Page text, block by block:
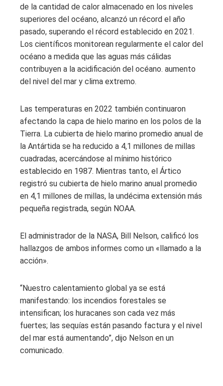
de la cantidad de calor almacenado en los niveles
superiores del océano, alcanzó un récord el año
pasado, superando el récord establecido en 2021.
Los científicos monitorean regularmente el calor del
océano a medida que las aguas más cálidas
contribuyen a la acidificación del océano. aumento
del nivel del mar y clima extremo.
Las temperaturas en 2022 también continuaron
afectando la capa de hielo marino en los polos de la
Tierra. La cubierta de hielo marino promedio anual de
la Antártida se ha reducido a 4,1 millones de millas
cuadradas, acercándose al mínimo histórico
establecido en 1987. Mientras tanto, el Ártico
registró su cubierta de hielo marino anual promedio
en 4,1 millones de millas, la undécima extensión más
pequeña registrada, según NOAA.
El administrador de la NASA, Bill Nelson, calificó los
hallazgos de ambos informes como un «llamado a la
acción».
“Nuestro calentamiento global ya se está
manifestando: los incendios forestales se
intensifican; los huracanes son cada vez más
fuertes; las sequías están pasando factura y el nivel
del mar está aumentando”, dijo Nelson en un
comunicado.